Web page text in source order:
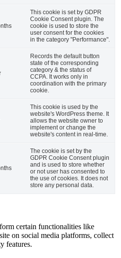
This cookie is set by GDPR
Cookie Consent plugin. The
cookie is used to store the
user consent for the cookies
in the category "Performance".
Records the default button
state of the corresponding
category & the status of
CCPA. It works only in
coordination with the primary
cookie.
This cookie is used by the
website's WordPress theme. It
allows the website owner to
implement or change the
website's content in real-time.
The cookie is set by the
GDPR Cookie Consent plugin
and is used to store whether
or not user has consented to
the use of cookies. It does not
store any personal data.
certain functionalities like
on social media platforms, collect
features.